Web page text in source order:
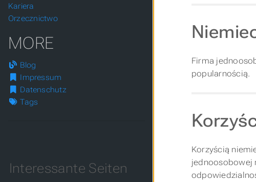
Firma
popularnością.
Korzyścią
jednoosobowej
Kariera
Orzecznictwo
MORE
Blog
Impressum
Datenschutz
Tags
Interessante Seiten